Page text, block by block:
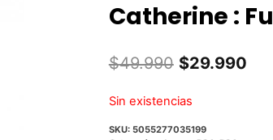
Catherine :
$49.990 El
$29.990El
Sin existencias
SKU: 5055277035199